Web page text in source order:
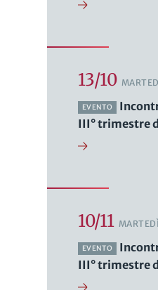
13/10
EVENTO
III° trimestre
10/11 MARTEDÌ
EVENTO
III° trimestre